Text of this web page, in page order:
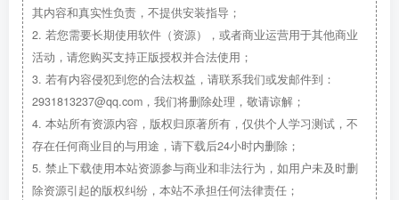
其内容和真实性负责，不提供安装指导；
2. 若您需要长期使用软件（资源），或者商业运营用于其他商业
活动，请您购买支持正版授权并合法使用；
3. 若有内容侵犯到您的合法权益，请联系我们或发邮件到：
2931813237@qq.com，我们将删除处理，敬请谅解；
4. 本站所有资源内容，版权归原著所有，仅供个人学习测试，不
存在任何商业目的与用途，请下载后24小时内删除；
5. 禁止下载使用本站资源参与商业和非法行为，如用户未及时删
除资源引起的版权纠纷，本站不承担任何法律责任；